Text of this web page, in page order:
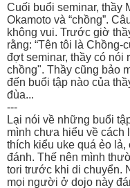
Cuối buổi seminar, thầy
Okamoto và “chồng”.
không vui. Trước giờ
rằng: “Tên tôi là Chồng-
đợt seminar, thầy có
chồng". Thầy cũng bảo
đến buổi tập nào của
đùa...
---
Lại nói về những buổi
mình chưa hiểu về cách
thích kiểu uke quá ẻo
đánh. Thế nên mình
tori trước khi di chuyển.
mọi người ở dojo này